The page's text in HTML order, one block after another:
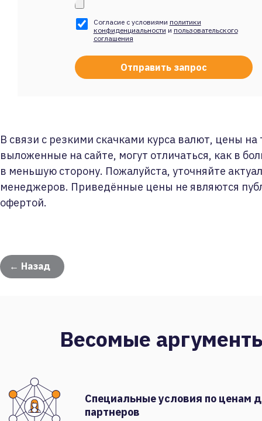
Согласие с условиями политики
конфиденциальности и пользовательского
соглашения
В связи с резкими скачками курса валют, цены на
выложенные на сайте, могут отличаться, как в
в меньшую сторону. Пожалуйста, уточняйте
менеджеров. Приведённые цены не являются
офертой.
← Назад
Весомые
Специальные условия по ценам
партнеров